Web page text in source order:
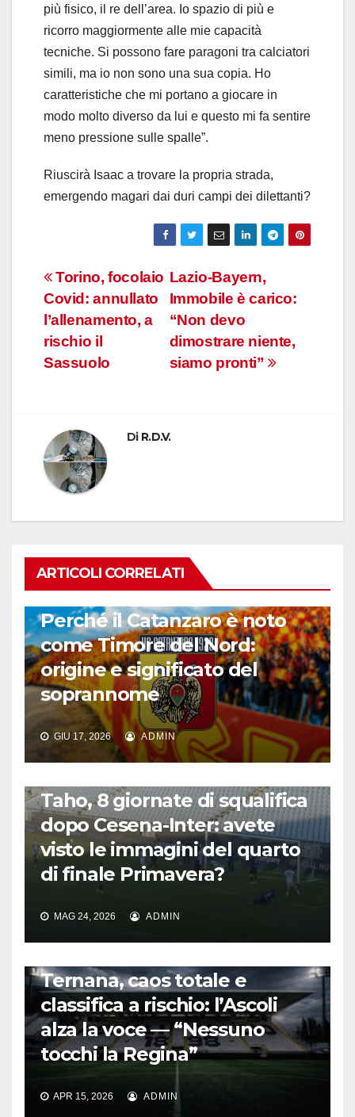
più fisico, il re dell’area. Io spazio di più e
ricorro maggiormente alle mie capacità
tecniche. Si possono fare paragoni tra calciatori
simili, ma io non sono una sua copia. Ho
caratteristiche che mi portano a giocare in
modo molto diverso da lui e questo mi fa sentire
meno pressione sulle spalle”.
Riuscirà Isaac a trovare la propria strada,
emergendo magari dai duri campi dei dilettanti?
Navigazione
articoli
Lazio-Bayern,
Immobile è carico:
“Non devo
dimostrare niente,
siamo pronti”
Torino, focolaio
Covid: annullato
l’allenamento, a
rischio il
Sassuolo
Di R.D.V.
ARTICOLI CORRELATI
Perché il Catanzaro è noto
come Timore del Nord:
origine e significato del
soprannome
GIU 17, 2026 ADMIN
Taho, 8 giornate di squalifica
dopo Cesena-Inter: avete
visto le immagini del quarto
di finale Primavera?
MAG 24, 2026 ADMIN
Ternana, caos totale e
classifica a rischio: l’Ascoli
alza la voce — “Nessuno
tocchi la Regina”
APR 15, 2026 ADMIN